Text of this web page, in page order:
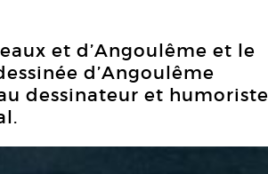
et d’Angoulême et le
d’Angoulême
dessinateur et humoriste